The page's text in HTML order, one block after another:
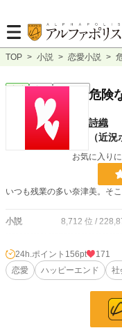
TOP > 小説 > 恋愛小説 >
完結 ｼｮｰﾄｼｮｰﾄ 危険
詩織
（近況
お気に入り
いつも残業の多い奈津美。そ
小説 8,712 位 /
3,894 位 /
お気に入り 47
24h.ポイント 156pt
171
恋愛
ハッピーエンド 社